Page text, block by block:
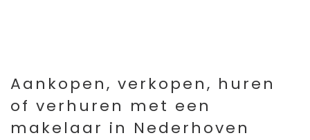
Aankopen, verkopen, huren
of verhuren met een
makelaar in Nederhoven